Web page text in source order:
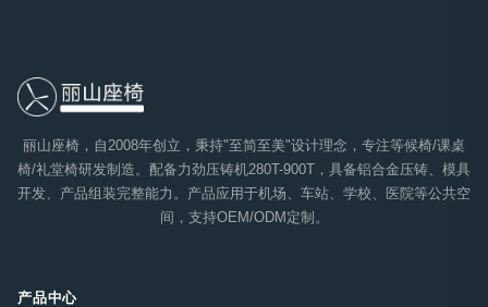
丽山座椅，自2008年创立，秉持"至简至美"设计理念，专注等候椅/课桌
椅/礼堂椅研发制造。配备力劲压铸机280T-900T，具备铝合金压铸、模具
开发、产品组装完整能力。产品应用于机场、车站、学校、医院等公共空
间，支持OEM/ODM定制。
产品中心